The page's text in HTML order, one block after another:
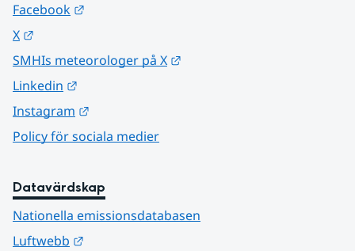
Facebook
X
SMHIs meteorologer på X
Linkedin
Instagram
Policy för sociala medier
Datavärdskap
Nationella emissionsdatabasen
Luftwebb